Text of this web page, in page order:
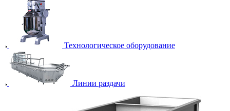
Технологическое оборудование
Линии раздачи